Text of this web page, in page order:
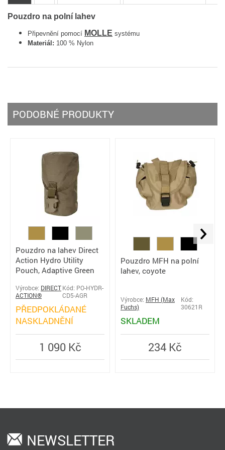
Pouzdro na polní lahev
Připevnění pomocí MOLLE systému
Materiál: 100 % Nylon
PODOBNÉ PRODUKTY
Pouzdro na lahev Direct
Action Hydro Utility
Pouch, Adaptive Green
Výrobce: DIRECT
ACTION®
Kód: PO-HYDR-
CD5-AGR
PŘEDPOKLÁDANÉ
NASKLADNĚNÍ
1 090 Kč
Pouzdro MFH na polní
lahev, coyote
Výrobce: MFH (Max
Fuchs)
Kód:
30621R
SKLADEM
234 Kč
NEWSLETTER